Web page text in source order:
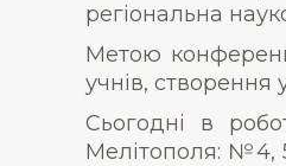
регіональна
Метою
учнів, створення
Сьогодні в
Мелітополя: №4,